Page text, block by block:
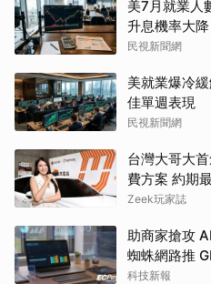
美7月就業人
升息機率大降
民視新聞網
美就業爆冷
佳單週表現
民視新聞網
台灣大哥大
費方案 約期
高89折
Zeek玩家誌
助商家搶攻
蜘蛛網路推
科技新報